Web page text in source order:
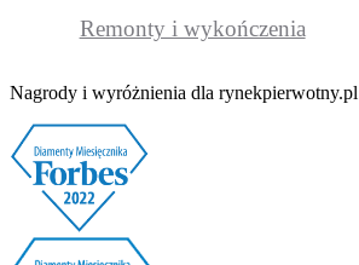
Remonty i wykończenia
Nagrody i wyróżnienia dla rynekpierwotny.pl